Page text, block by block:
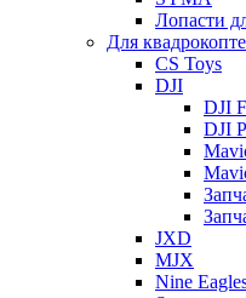
Лопасти
Для
CS Toys
DJI
DJI
DJI
JXD
MJX
Nine